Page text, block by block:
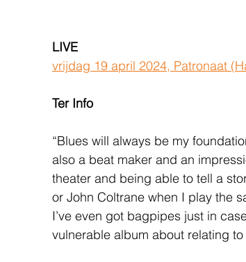
LIVE
vrijdag 19 april 2024, Patronaat
Ter Info
“Blues will always be my
also a beat maker and an
theater and being able to tell a
or John Coltrane when I play the
I’ve even got bagpipes just in
vulnerable album about relating